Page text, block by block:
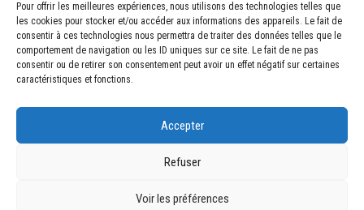
Pour offrir les meilleures expériences, nous utilisons des technologies telles que
les cookies pour stocker et/ou accéder aux informations des appareils. Le fait de
consentir à ces technologies nous permettra de traiter des données telles que le
comportement de navigation ou les ID uniques sur ce site. Le fait de ne pas
consentir ou de retirer son consentement peut avoir un effet négatif sur certaines
caractéristiques et fonctions.
Accepter
Refuser
Voir les préférences
Association Sportive Montferrandaise
84, boulevard Léon Jouhaux
CS 80221 - 63021 Clermont-Ferrand Cedex 2
accueil@asm-omnisports.com